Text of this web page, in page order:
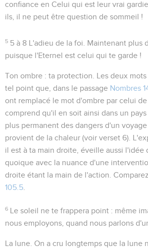
confiance en Celui qui est leur vrai
ils, il ne peut être question de sommeil !
5 5 à 8 L'adieu de la foi. Maintenant plus
puisque l'Eternel est celui qui te garde !
Ton ombre : ta protection. Les deux
tel point que, dans le passage Nombres
ont remplacé le mot d'ombre par celui
comprend qu'il en soit ainsi dans un
plus permanent des dangers d'un
provient de la chaleur (voir verset 6).
il est à ta main droite , éveille aussi l'idée
quoique avec la nuance d'une
droite étant la main de l'action. Comparez
105.5
6 Le soleil ne te frappera point : même
nous employons, quand nous parlons
La lune . On a cru longtemps que la lune